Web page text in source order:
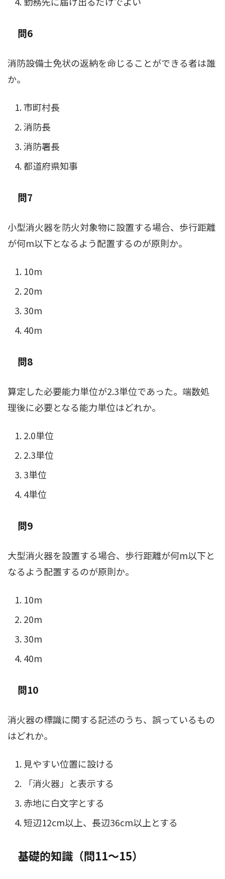
問6
消防設備士免状の返納を命じることができる者は誰
か。
市町村長
消防長
消防署長
都道府県知事
問7
小型消火器を防火対象物に設置する場合、歩行距離
が何m以下となるよう配置するのが原則か。
10m
20m
30m
40m
問8
算定した必要能力単位が2.3単位であった。端数処
理後に必要となる能力単位はどれか。
2.0単位
2.3単位
3単位
4単位
問9
大型消火器を設置する場合、歩行距離が何m以下と
なるよう配置するのが原則か。
10m
20m
30m
40m
問10
消火器の標識に関する記述のうち、誤っているもの
はどれか。
見やすい位置に設ける
「消火器」と表示する
赤地に白文字とする
短辺12cm以上、長辺36cm以上とする
基礎的知識（問11〜15）